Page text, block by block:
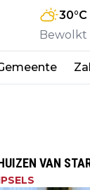
30°C
Bewolkt
VAN